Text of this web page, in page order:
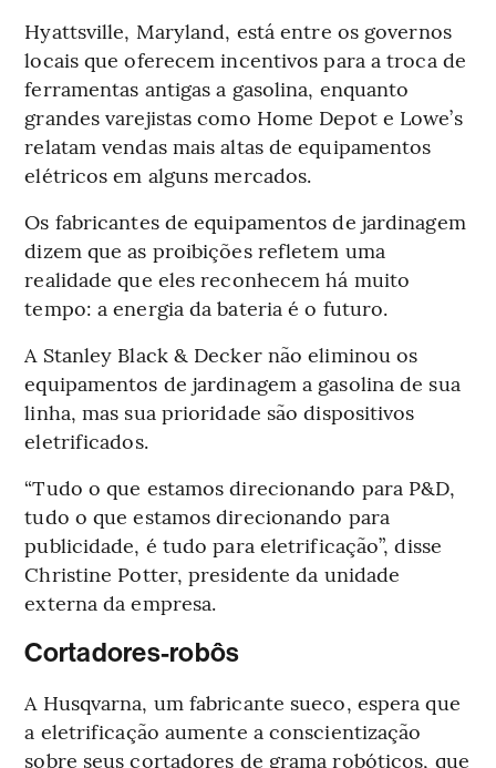
Hyattsville, Maryland, está entre os governos
locais que oferecem incentivos para a troca de
ferramentas antigas a gasolina, enquanto
grandes varejistas como Home Depot e Lowe’s
relatam vendas mais altas de equipamentos
elétricos em alguns mercados.
Os fabricantes de equipamentos de jardinagem
dizem que as proibições refletem uma
realidade que eles reconhecem há muito
tempo: a energia da bateria é o futuro.
A Stanley Black & Decker não eliminou os
equipamentos de jardinagem a gasolina de sua
linha, mas sua prioridade são dispositivos
eletrificados.
“Tudo o que estamos direcionando para P&D,
tudo o que estamos direcionando para
publicidade, é tudo para eletrificação”, disse
Christine Potter, presidente da unidade
externa da empresa.
Cortadores-robôs
A Husqvarna, um fabricante sueco, espera que
a eletrificação aumente a conscientização
sobre seus cortadores de grama robóticos, que